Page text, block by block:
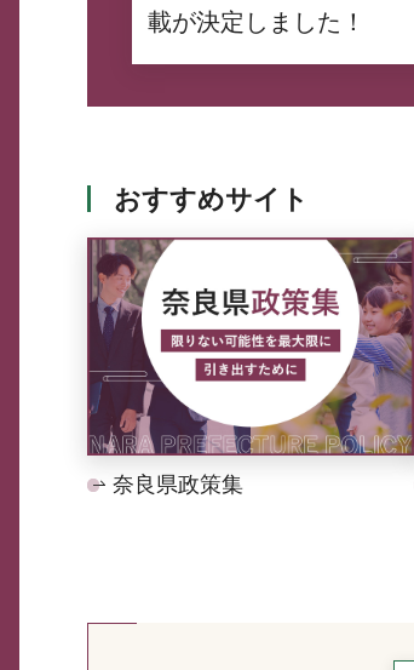
載が決定しました！
おすすめサイト
奈良県政策集